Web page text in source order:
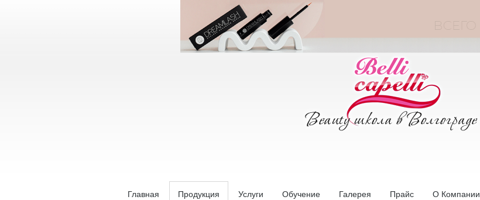
Главная Продукция Услуги Обучение Галерея Прайс О Компании